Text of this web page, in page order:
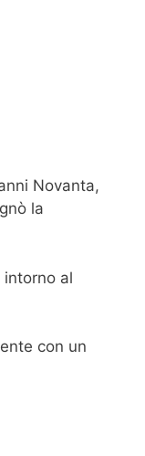
Novanta,
la
intorno al
con un